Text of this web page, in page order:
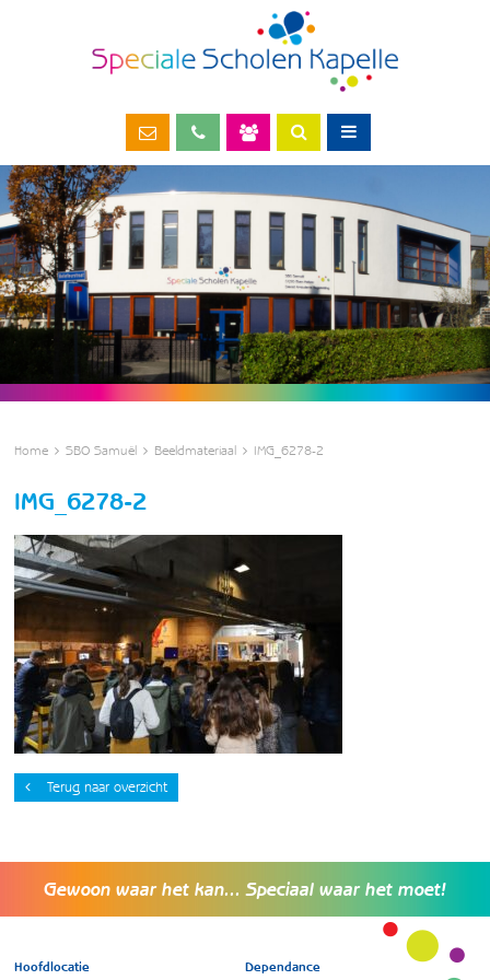
Home SBO Samuël Beeldmateriaal IMG_6278-2
IMG_6278-2
Terug naar overzicht
Gewoon waar het kan... Speciaal waar het moet!
Hoofdlocatie Dependance